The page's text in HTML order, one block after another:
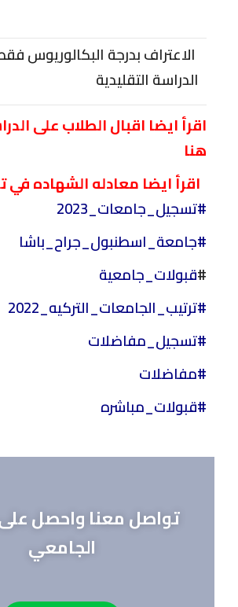
الاعتراف بدرجة البكالوريوس
الدراسة التقليدية
اقرأ ايضا اقبال الطلاب على
هنا
اقرأ ايضا معادله الشهاده في
#تسجيل_جامعات_2023
#جامعة_اسطنبول_جراح_باشا
#قبولات_جامعية
#ترتيب_الجامعات_التركيه_2022
#تسجيل_مفاضلات
#مفاضلات
#قبولات_مباشره
تواصل معنا واحصل
الجامعي